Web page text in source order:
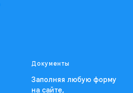
Документы
Заполняя любую форму
на сайте,